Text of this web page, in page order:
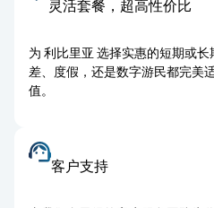
灵活套餐，超高性价比
为 利比里亚 选择实惠的短期或
差、度假，还是数字游民都完美
值。
客户支持